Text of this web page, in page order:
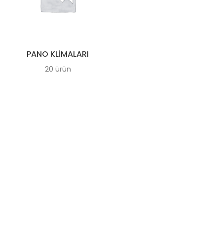
PANO KLIMALARI
20 ürün